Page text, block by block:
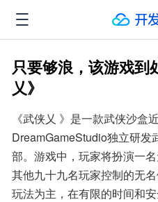
只要够浪，该游戏
乂》
《武侠乂 》是一款武侠沙盒
DreamGameStudio独立研发
部。游戏中，玩家将扮演一
其他九十九名玩家控制的无
玩法为主，在有限的时间和